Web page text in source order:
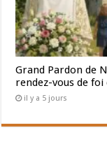
Grand Pardon de
rendez-vous de
il y a 5 jours